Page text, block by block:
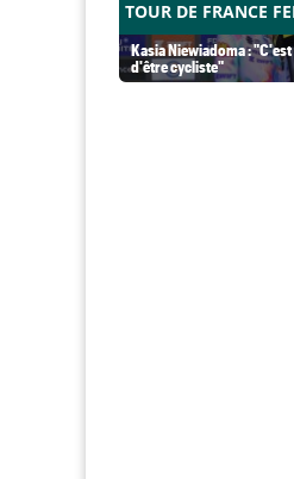
TOUR DE FRANCE
Kasia Niewiadoma :
d'être cycliste"